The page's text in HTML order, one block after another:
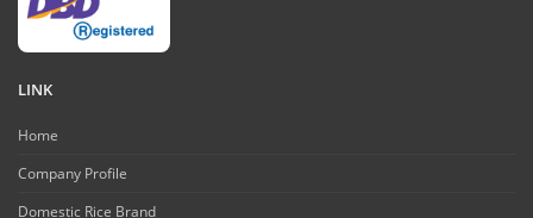
LINK
Home
Company Profile
Domestic Rice Brand